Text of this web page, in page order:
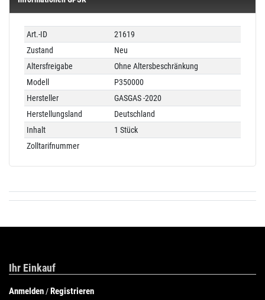
Technisches
Merkmal
Wert
Art.-ID
21619
Zustand
Neu
Altersfreigabe
Ohne Altersbeschränkung
Modell
P350000
Hersteller
GASGAS -2020
Herstellungsland
Deutschland
Inhalt
1 Stück
Zolltarifnummer
Ihr Einkauf
Anmelden /Registrieren